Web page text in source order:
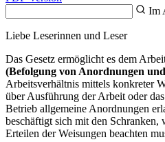
Im
Liebe Leserinnen und Leser
Das Gesetz ermöglicht es dem
(Befolgung von Anordnungen
Arbeitsverhältnis mittels konkreter
über Ausführung der Arbeit oder
Betrieb allgemeine Anordnungen
beschäftigt sich mit den Schranken,
Erteilen der Weisungen beachten